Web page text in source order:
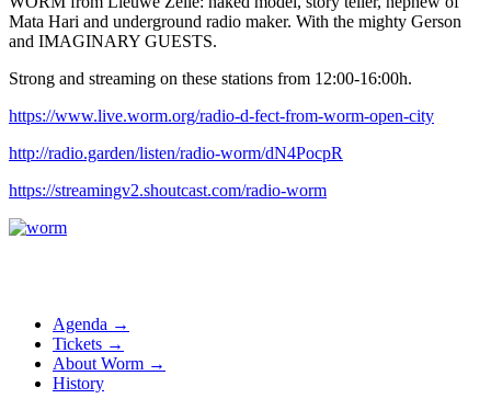
Mata Hari and underground radio maker. With the mighty Gerson
and IMAGINARY GUESTS.
Strong and streaming on these stations from 12:00-16:00h.
https://www.live.worm.org/radio-d-fect-from-worm-open-city
http://radio.garden/listen/radio-worm/dN4PocpR
https://streamingv2.shoutcast.com/radio-worm
Agenda →
Tickets →
About Worm →
History